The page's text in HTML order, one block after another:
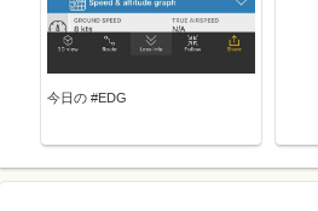
今日の #EDG